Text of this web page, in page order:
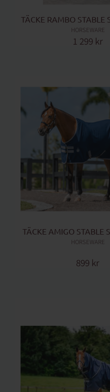
TÄCKE RAMBO STABLE
HORSEWARE
1 299 kr
TÄCKE AMIGO STABLE
HORSEWARE
899 kr